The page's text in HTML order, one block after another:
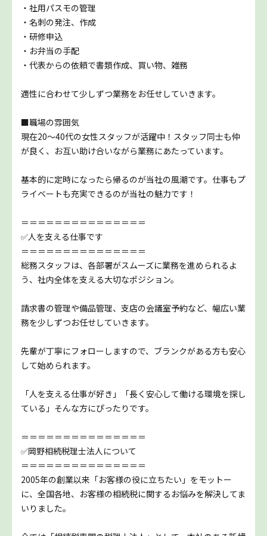
・社用パスモの管理
・名刺の発注、作成
・研修申込
・お弁当の手配
・代表からの依頼で書類作成、買い物、雑務
適性に合わせて少しずつ業務をお任せしていきます。
■職場の雰囲気
現在20～40代の女性スタッフが活躍中！スタッフ同士も仲
が良く、お互い助け合いながら業務にあたっています。
基本的に定時になったら帰るのが当社の風潮です。仕事もプ
ライベートも充実できるのが当社の魅力です！
＝＝＝＝＝＝＝＝＝＝＝＝＝＝＝
✅人を支える仕事です
＝＝＝＝＝＝＝＝＝＝＝＝＝＝＝
総務スタッフは、各部署がスムーズに業務を進められるよ
う、社内全体を支える大切なポジション。
請求書の管理や備品管理、支店の会議室予約など、幅広い業
務を少しずつお任せしていきます。
先輩が丁寧にフォローしますので、ブランクがある方も安心
して始められます。
「人を支える仕事が好き」「長く安心して働ける環境を探し
ている」――そんな方にぴったりです。
＝＝＝＝＝＝＝＝＝＝＝＝＝＝＝
✅岡野相続税理士法人について
＝＝＝＝＝＝＝＝＝＝＝＝＝＝＝
2005年の創業以来「お客様の役に立ちたい」をモットー
に、全国各地、お客様の相続税に関するお悩みを解決してま
いりました。